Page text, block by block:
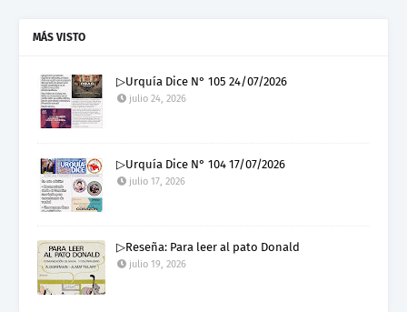
MÁS VISTO
▷Urquía Dice N° 105 24/07/2026
julio 24, 2026
▷Urquía Dice N° 104 17/07/2026
julio 17, 2026
▷Reseña: Para leer al pato Donald
julio 19, 2026